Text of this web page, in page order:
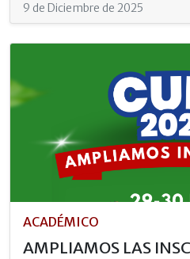
9 de Diciembre de 2025
ACADÉMICO
AMPLIAMOS LAS